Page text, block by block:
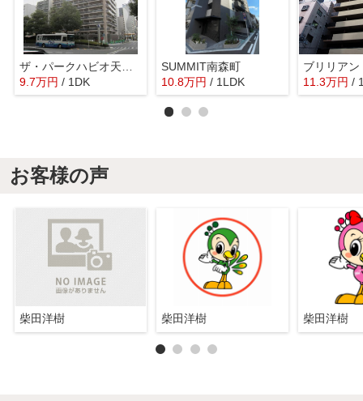
ザ・パークハビオ天満橋
9.7万円 / 1DK
SUMMIT南森町
10.8万円 / 1LDK
ブリリアン
11.3万円 /
お客様の声
柴田洋樹 柴田洋樹 柴田洋樹